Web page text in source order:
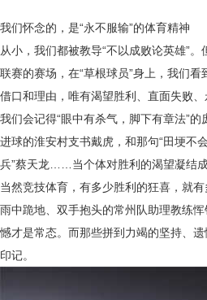
我们怀念的，是“永不服输”的体育精神
从小，我们都被教导“不以成败论英雄”
联赛的赛场，在“草根球员”身上，我们
借口和理由，唯有渴望胜利、直面失败、
我们会记得“眼中有杀气，脚下有章法”
进球的淮安村支书戴虎，和那句“田埂不
兵”蔡天龙……当个体对胜利的渴望凝结
当然竞技体育，有多少胜利的狂喜，就有
雨中跪地、双手抱头的常州队助理教练
憾才是常态。而那些拼到力竭的坚持、
印记。